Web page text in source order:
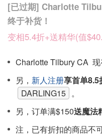
[已过期] Charlotte
终于补货！
变相5.4折+送精华(值
Charlotte Tilbury CA
另， 新人注册享首单8.5
DARLING15 。
另，订单满$150送魔法
注，已有折扣的商品不